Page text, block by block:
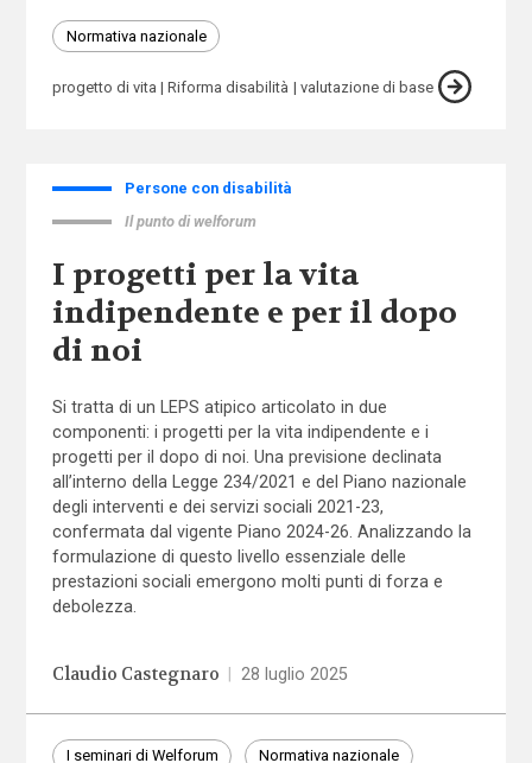
Normativa nazionale
progetto di vita Riforma disabilità valutazione di base
Persone con disabilità
Il punto di welforum
I progetti per la vita
indipendente e per il dopo
di noi
Si tratta di un LEPS atipico articolato in due
componenti: i progetti per la vita indipendente e i
progetti per il dopo di noi. Una previsione declinata
all’interno della Legge 234/2021 e del Piano nazionale
degli interventi e dei servizi sociali 2021-23,
confermata dal vigente Piano 2024-26. Analizzando la
formulazione di questo livello essenziale delle
prestazioni sociali emergono molti punti di forza e
debolezza.
Claudio Castegnaro 28 luglio 2025
I seminari di Welforum Normativa nazionale